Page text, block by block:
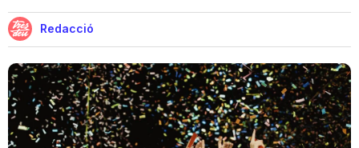
Cinema i Televisió
Festivals
Teatre
Redacció